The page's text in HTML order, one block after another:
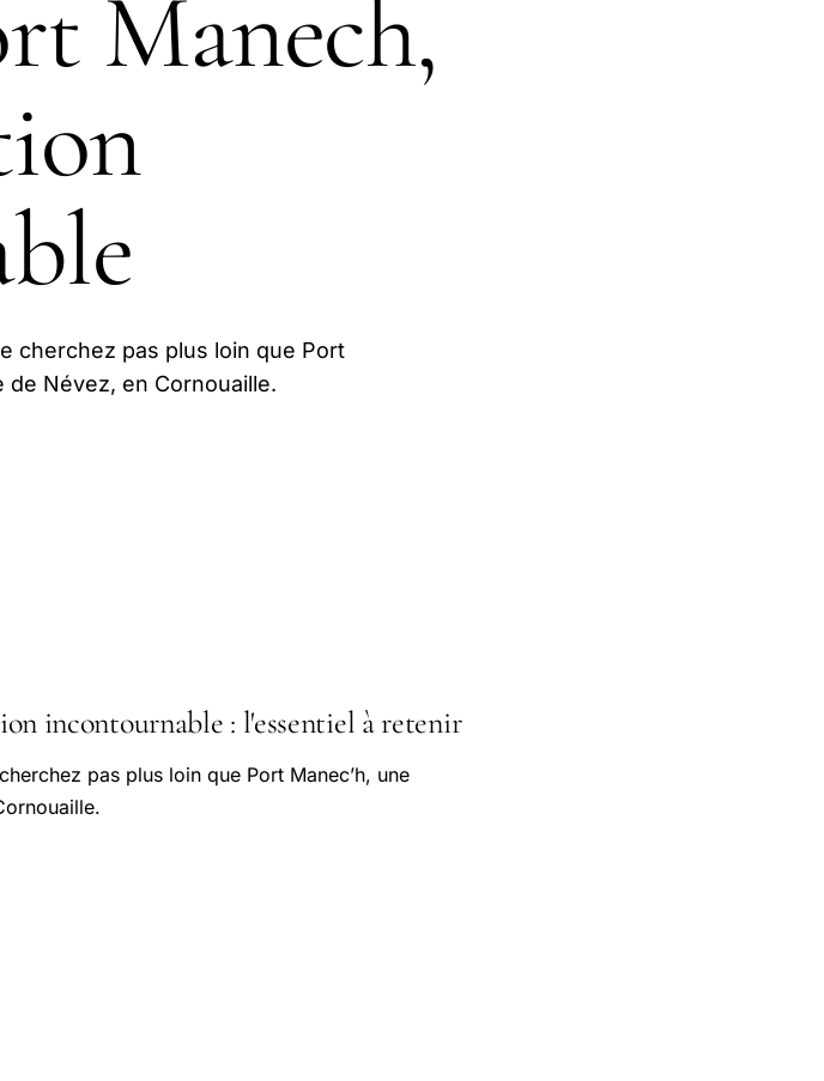
Manech,
cherchez pas plus loin que Port
de Névez, en Cornouaille.
incontournable : l'essentiel à retenir
pas plus loin que Port Manec’h, une